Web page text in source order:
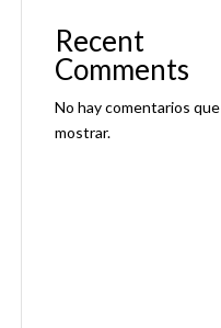
Recent
Comments
No hay comentarios que
mostrar.